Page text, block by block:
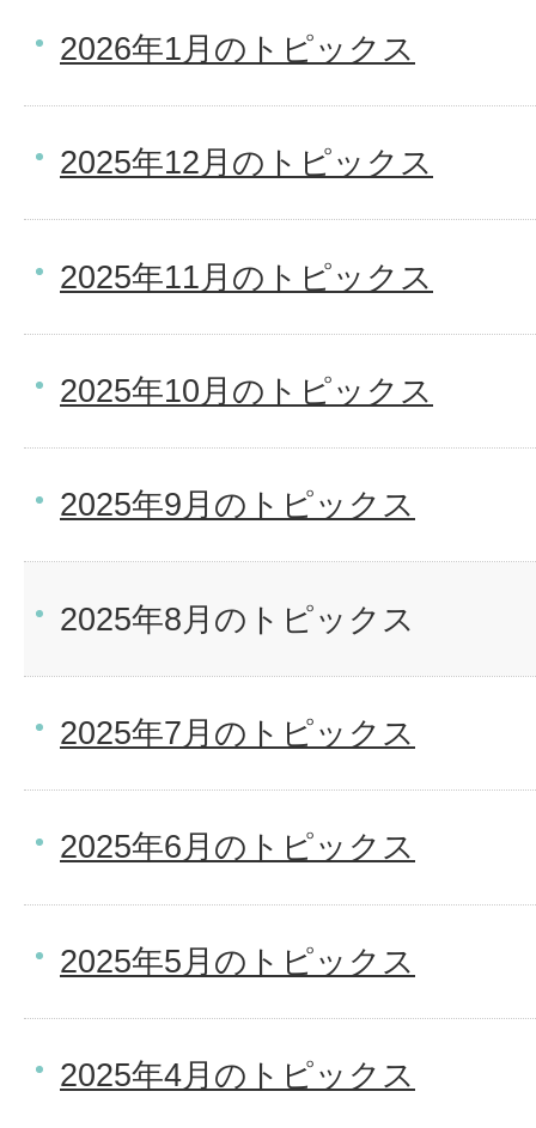
2026年1月のトピックス
2025年12月のトピックス
2025年11月のトピックス
2025年10月のトピックス
2025年9月のトピックス
2025年8月のトピックス
2025年7月のトピックス
2025年6月のトピックス
2025年5月のトピックス
2025年4月のトピックス